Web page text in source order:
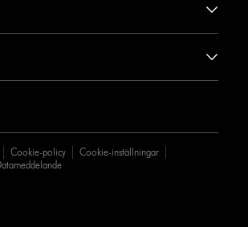
Cookie-policy
Cookie-inställningar